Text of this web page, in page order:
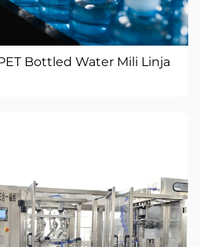
Bottled Water Mili Linja